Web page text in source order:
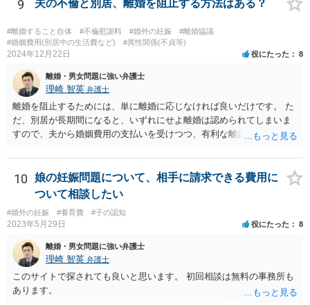
9 夫の不倫と別居、離婚を阻止する方法はある？
#離婚すること自体 #不倫慰謝料 #婚外の妊娠
#離婚協議
#婚姻費用(別居中の生活費など)
#異性関係(不貞等)
2024年12月22日 役にたった 8
離婚・男女問題に強い弁護士
理崎 智英 弁護士
離婚を阻止するためには、単に離婚に応じなければ良いだけです。 た
だ、別居が長期間になると、いずれにせよ離婚は認められてしまいま
すので、夫から婚姻費用の支払いを受けつつ、有利な離婚条件での離
10
娘の妊娠問題について、相手に請求できる費用に
ついて相談したい
#婚外の妊娠 #養育費 #子の認知
2023年5月29日 役にたった 8
離婚・男女問題に強い弁護士
理崎 智英 弁護士
このサイトで探されても良いと思います。 初回相談は無料の事務所も
あります。